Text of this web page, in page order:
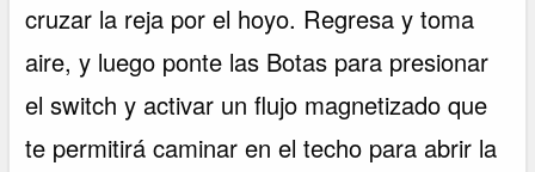
cruzar la reja por el hoyo. Regresa y toma
aire, y luego ponte las Botas para presionar
el switch y activar un flujo magnetizado que
te permitirá caminar en el techo para abrir la